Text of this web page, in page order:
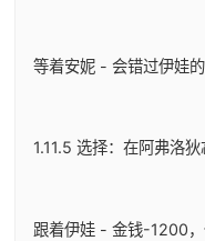
等着安妮 - 会错过伊娃
1.11.5 选择：在阿弗洛狄
跟着伊娃 - 金钱-1200